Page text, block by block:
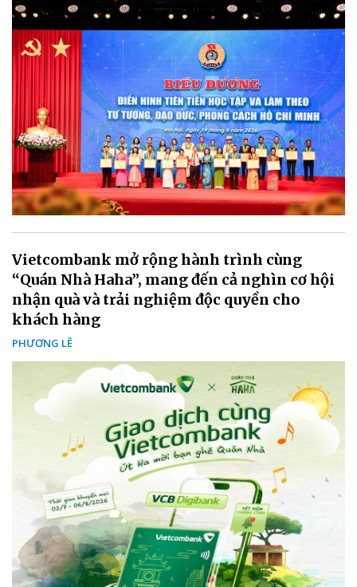
Vietcombank mở rộng hành trình cùng
“Quán Nhà Haha”, mang đến cả nghìn cơ hội
nhận quà và trải nghiệm độc quyền cho
khách hàng
PHƯƠNG LÊ